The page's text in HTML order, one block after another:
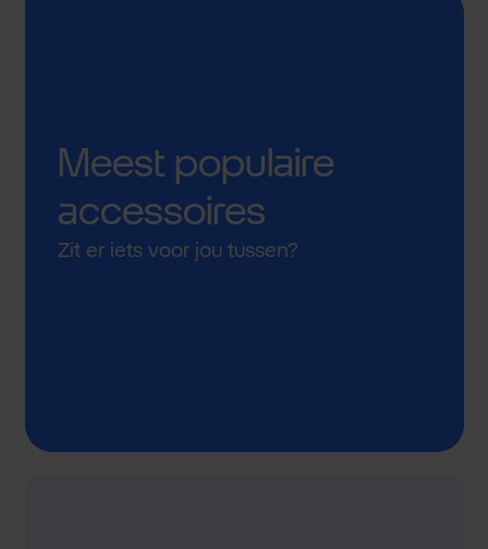
Meest populaire
accessoires
Zit er iets voor jou tussen?